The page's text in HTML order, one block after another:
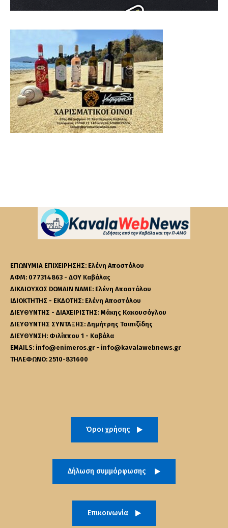
ΕΠΩΝΥΜΙΑ ΕΠΙΧΕΙΡΗΣΗΣ: Ελένη Αποστόλου
ΑΦΜ: 077314863 - ΔΟΥ Καβάλας
ΔΙΚΑΙΟΥΧΟΣ DOMAIN NAME: Ελένη Αποστόλου
ΙΔΙΟΚΤΗΤΗΣ - ΕΚΔΟΤΗΣ: Ελένη Αποστόλου
ΔΙΕΥΘΥΝΤΗΣ - ΔΙΑΧΕΙΡΙΣΤΗΣ: Μάκης Κακουσόγλου
ΔΙΕΥΘΥΝΤΗΣ ΣΥΝΤΑΞΗΣ: Δημήτρης Τσιπιζίδης
ΔΙΕΥΘΥΝΣΗ: Φιλίππου 1 - Καβάλα
EMAILS: info@enimeros.gr - info@kavalawebnews.gr
ΤΗΛΕΦΩΝΟ: 2510-831600
Όροι χρήσης
Δήλωση συμμόρφωσης
Επικοινωνία